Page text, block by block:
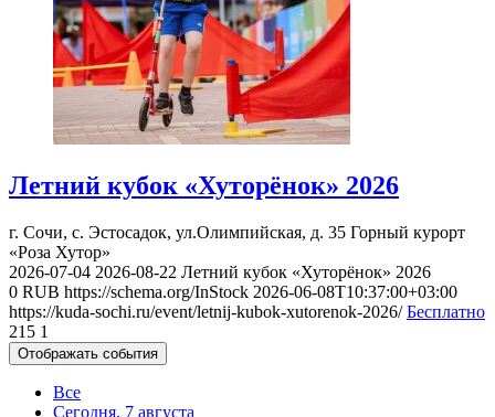
Летний кубок «Хуторёнок» 2026
г. Сочи, с. Эстосадок, ул.Олимпийская, д. 35 Горный курорт
«Роза Хутор»
2026-07-04 2026-08-22 Летний кубок «Хуторёнок» 2026
0 RUB https://schema.org/InStock 2026-06-08T10:37:00+03:00
https://kuda-sochi.ru/event/letnij-kubok-xutorenok-2026/ Бесплатно
215 1
Отображать события
Все
Сегодня, 7 августа